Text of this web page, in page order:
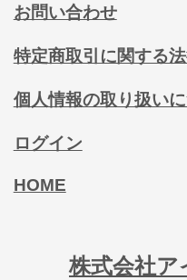
お問い合わせ
特定商取引に関する
個人情報の取り扱い
ログイン
HOME
株式会社